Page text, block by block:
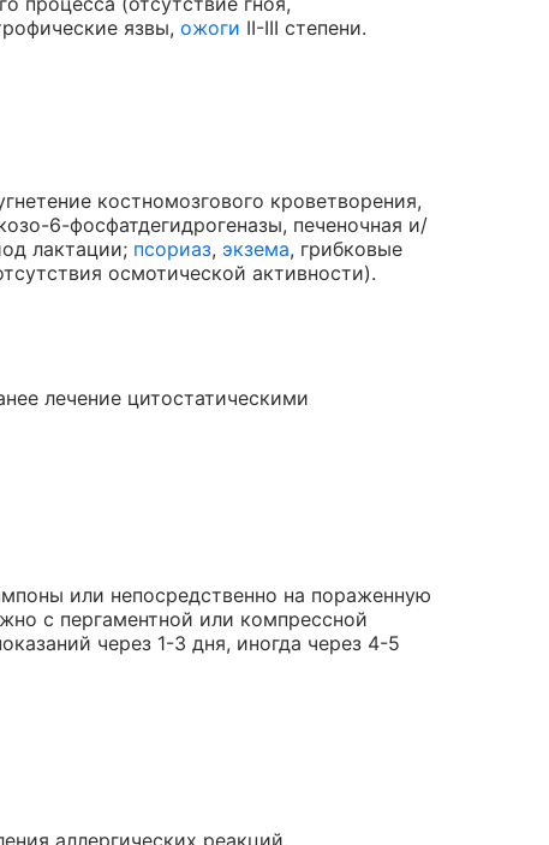
язвы, ожоги II-III степени.
костномозгового кроветворения,
6-фосфатдегидрогеназы, печеночная и/
лактации; псориаз, экзема, грибковые
осмотической активности).
лечение цитостатическими
или непосредственно на пораженную
с пергаментной или компрессной
через 1-3 дня, иногда через 4-5
аллергических реакций,